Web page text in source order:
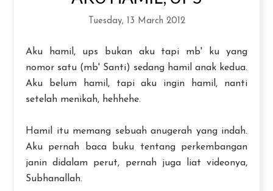
Tuesday, 13 March 2012
Aku hamil, ups bukan aku tapi mb' ku yang
nomor satu (mb' Santi) sedang hamil anak kedua.
Aku belum hamil, tapi aku ingin hamil, nanti
setelah menikah, hehhehe.
Hamil itu memang sebuah anugerah yang indah.
Aku pernah baca buku tentang perkembangan
janin didalam perut, pernah juga liat videonya,
Subhanallah.